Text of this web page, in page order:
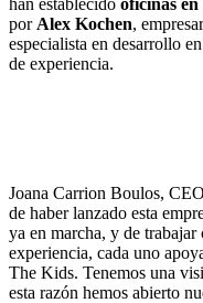
por Alex Kochen,
especialista en desarrollo
de experiencia.
Joana Carrion Boulos,
de haber lanzado esta
ya en marcha, y de trabajar
experiencia, cada uno
The Kids. Tenemos una
esta razón hemos abierto